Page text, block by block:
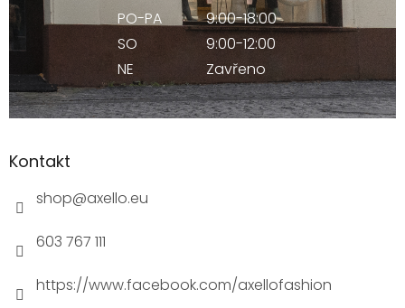
PO-PA
9:00-18:00
SO
9:00-12:00
NE
Zavřeno
Kontakt
shop@axello.eu
603 767 111
https://www.facebook.com/axellofashion